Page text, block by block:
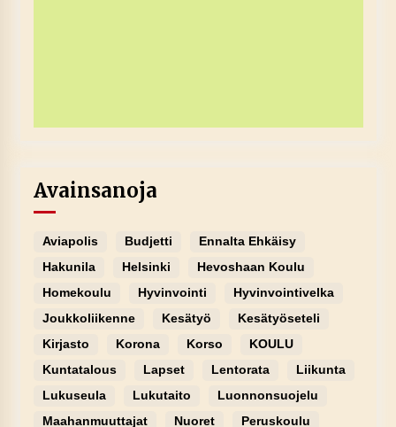
Avainsanoja
Aviapolis Budjetti
Ennalta Ehkäisy
Hakunila
Helsinki
Hevoshaan Koulu
Homekoulu
Hyvinvointi
Hyvinvointivelka
Joukkoliikenne
Kesätyö
Kesätyöseteli
Kirjasto
Korona Korso
KOULU
Kuntatalous
Lapset Lentorata
Liikunta
Lukuseula
Lukutaito
Luonnonsuojelu
Maahanmuuttajat
Nuoret
Peruskoulu